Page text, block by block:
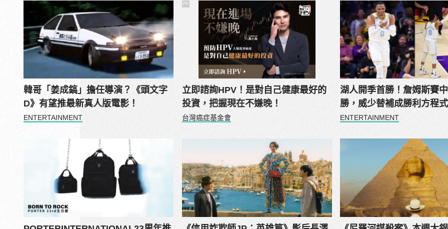
韓哥「姜成鎬」擔任導演？《頭文字
D》有望推最新真人版電影！
ENTERTAINMENT
PR
立即諮詢HPV！是對自己健康最好的
投資，把握現在不嫌晚！
台灣癌症基金會
湖人開季首勝！詹姆斯賽
勝，威少替補成勝利方程
ENTERTAINMENT